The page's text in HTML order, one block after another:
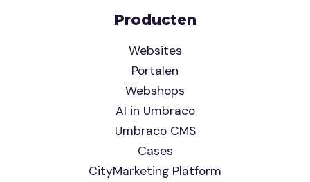
Producten
Websites
Portalen
Webshops
AI in Umbraco
Umbraco CMS
Cases
CityMarketing Platform